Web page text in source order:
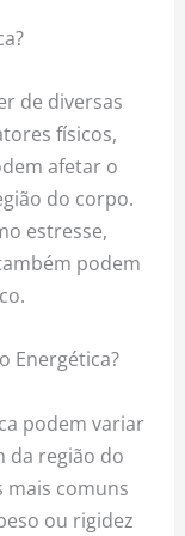
de diversas
físicos,
afetar o
do corpo.
estresse,
podem
Energética?
podem variar
da região do
mais comuns
ou rigidez